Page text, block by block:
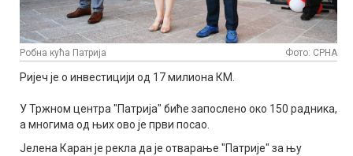
Робна кућа Патрија Фото: СРНА
Ријеч је о инвестицији од 17 милиона КМ.
У Тржном центра "Патрија" биће запослено око 150 радника,
а многима од њих ово је први посао.
Јелена Каран је рекла да је отварање "Патрије" за њу